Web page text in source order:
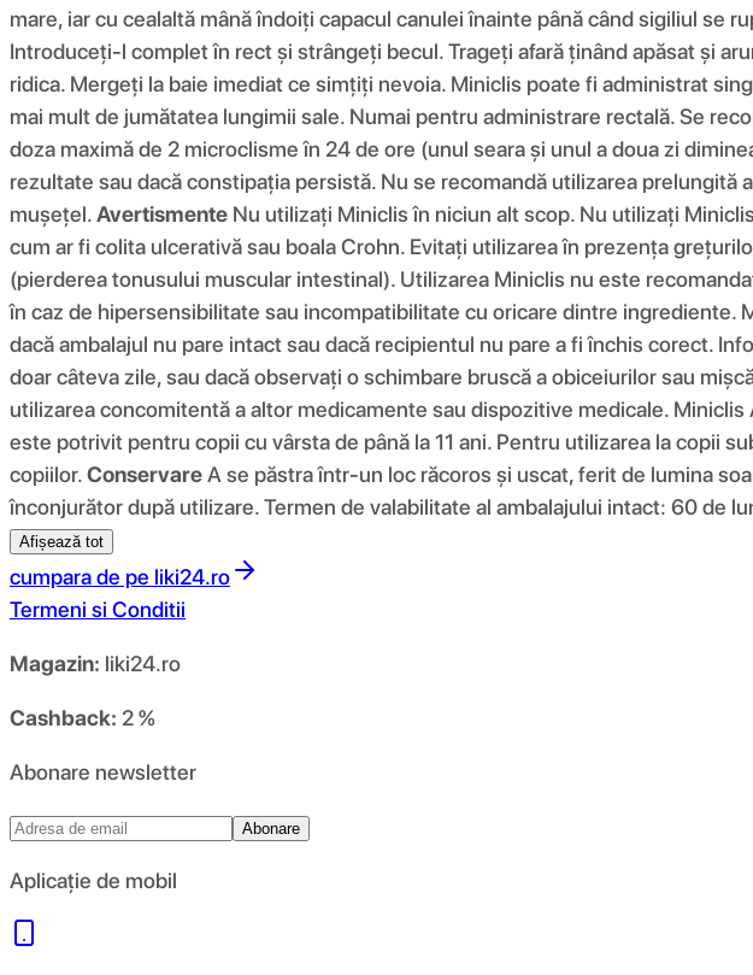
mare, iar cu cealaltă mână îndoiți capacul canulei înainte până când sigiliul se
Introduceți-l complet în rect și strângeți becul. Trageți afară ținând apăsat și
ridica. Mergeți la baie imediat ce simțiți nevoia. Miniclis poate fi administrat
mai mult de jumătatea lungimii sale. Numai pentru administrare rectală. Se
doza maximă de 2 microclisme în 24 de ore (unul seara și unul a doua zi
rezultate sau dacă constipația persistă. Nu se recomandă utilizarea prelungită
mușețel.Avertismente Nu utilizați Miniclis în niciun alt scop. Nu utilizați
cum ar fi colita ulcerativă sau boala Crohn. Evitați utilizarea în prezența
(pierderea tonusului muscular intestinal). Utilizarea Miniclis nu este
în caz de hipersensibilitate sau incompatibilitate cu oricare dintre ingrediente.
dacă ambalajul nu pare intact sau dacă recipientul nu pare a fi închis corect.
doar câteva zile, sau dacă observați o schimbare bruscă a obiceiurilor sau
utilizarea concomitentă a altor medicamente sau dispozitive medicale.
este potrivit pentru copii cu vârsta de până la 11 ani. Pentru utilizarea la copii
copiilor.ConservareA se păstra într-un loc răcoros și uscat, ferit de lumina
înconjurător după utilizare. Termen de valabilitate al ambalajului intact: 60 de
Afișează tot
cumpara de pe liki24.ro
Termeni si Conditii
Magazin: liki24.ro
Cashback: 2 %
Abonare newsletter
Abonare
Aplicație de mobil